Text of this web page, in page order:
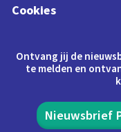
Cookies
Ontvang jij de
te melden en
Nieuwsbrief